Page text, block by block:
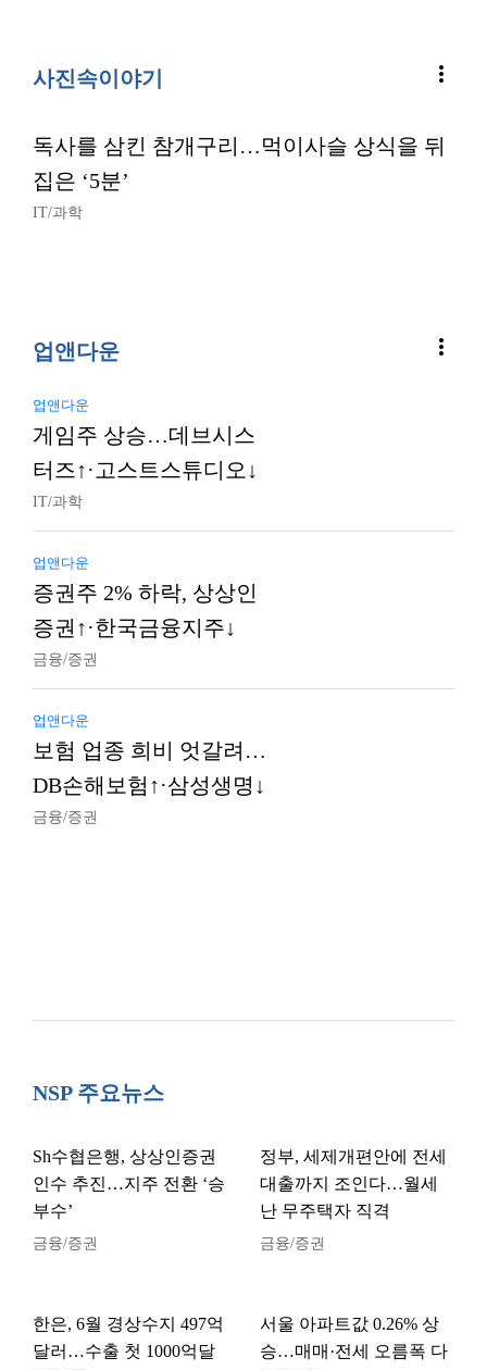
사진속이야기 more_vert
독사를 삼킨 참개구리…먹이사슬 상식을 뒤
집은 ‘5분’
IT/과학
업앤다운 more_vert
업앤다운
게임주 상승…데브시스
터즈↑·고스트스튜디오↓
IT/과학
업앤다운
증권주 2% 하락, 상상인
증권↑·한국금융지주↓
금융/증권
업앤다운
보험 업종 희비 엇갈려…
DB손해보험↑·삼성생명↓
금융/증권
NSP 주요뉴스
Sh수협은행, 상상인증권
인수 추진…지주 전환 ‘승
부수’
금융/증권
정부, 세제개편안에 전세
대출까지 조인다…월세
난 무주택자 직격
금융/증권
한은, 6월 경상수지 497억
달러…수출 첫 1000억달
서울 아파트값 0.26% 상
승…매매·전세 오름폭 다